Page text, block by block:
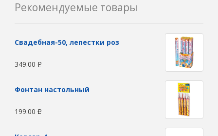
Рекомендуемые товары
Свадебная-50, лепестки роз
349.00 Р
Фонтан настольный
199.00 Р